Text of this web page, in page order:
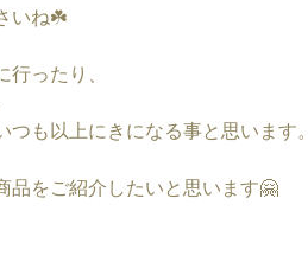
いね☘️
ったり、
も以上にきになる事と思います。
品をご紹介したいと思います🤗